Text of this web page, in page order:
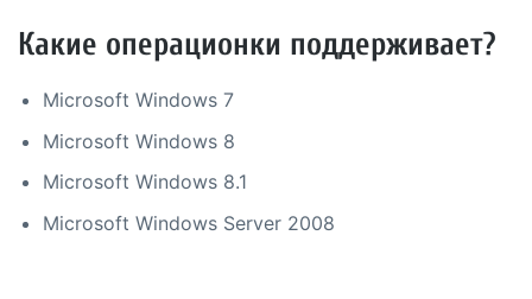
Какие операционки поддерживает?
Microsoft Windows 7
Microsoft Windows 8
Microsoft Windows 8.1
Microsoft Windows Server 2008